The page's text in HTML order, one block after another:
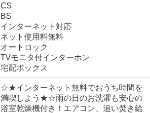
CS
BS
インターネット対応
ネット使用料無料
オートロック
TVモニタ付インターホン
宅配ボックス
☆★インターネット無料でおうち時間を
満喫しよう★☆雨の日のお洗濯も安心の
浴室乾燥機付き！エアコン、追い焚き給